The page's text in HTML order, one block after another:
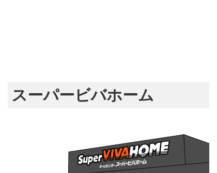
スーパービバホーム